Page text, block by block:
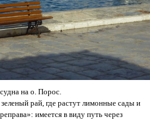
на о. Порос.
рай, где растут лимонные сады и
имеется в виду путь через